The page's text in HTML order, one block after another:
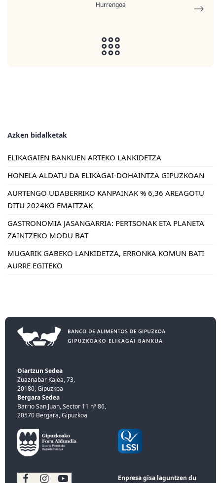
Hurrengoa
Azken bidalketak
ELIKAGAIEN BANKUEN ARTEKO LANKIDETZA
HONELA ALDATU DA ELIKAGAI-DOHAINTZA GIPUZKOAN
AURTENGO UDABERRIKO KANPAINAK % 6,36 AREAGOTU
DITU 2024KO EMAITZAK
GASTRONOMIA JASANGARRIA: PERTSONAK ETA PLANETA
ZAINTZEKO MODU BAT
MUGARIK GABEKO LANKIDETZA, ERRONKA KOMUN BATI
AURRE EGITEKO
Oiartzun Sedea
Zuaznabar Kalea, 73,
20180, Gipuzkoa
Bergara Sedea
Barrio San Juan, Sector 11 nº 86,
20570 Bergara, Gipuzkoa
Enpresa gisa laguntzen du